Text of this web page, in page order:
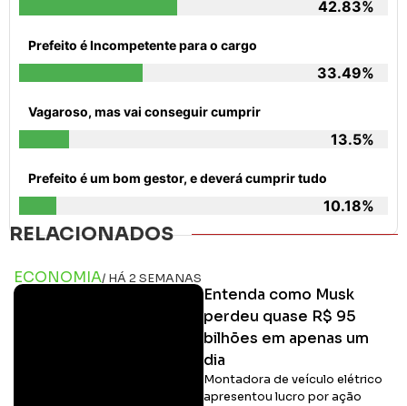
42.83%
Prefeito é Incompetente para o cargo
33.49%
Vagaroso, mas vai conseguir cumprir
13.5%
Prefeito é um bom gestor, e deverá cumprir tudo
10.18%
RELACIONADOS
ECONOMIA/ HÁ 2 SEMANAS
Entenda como Musk
perdeu quase R$ 95
bilhões em apenas um
dia
Montadora de veículo elétrico
apresentou lucro por ação